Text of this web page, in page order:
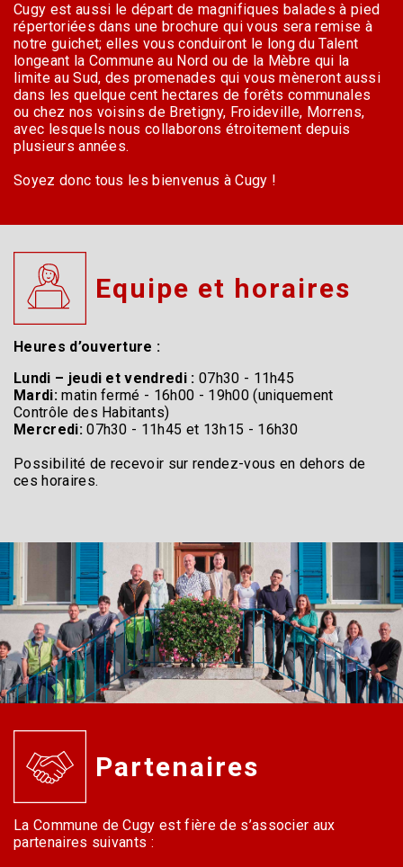
Cugy est aussi le départ de magnifiques balades à pied
répertoriées dans une brochure qui vous sera remise à
notre guichet; elles vous conduiront le long du Talent
longeant la Commune au Nord ou de la Mèbre qui la
limite au Sud, des promenades qui vous mèneront aussi
dans les quelque cent hectares de forêts communales
ou chez nos voisins de Bretigny, Froideville, Morrens,
avec lesquels nous collaborons étroitement depuis
plusieurs années.
Soyez donc tous les bienvenus à Cugy !
Equipe et horaires
Heures d’ouverture :
Lundi – jeudi et vendredi : 07h30 - 11h45
Mardi:matin fermé - 16h00 - 19h00 (uniquement
Contrôle des Habitants)
Mercredi:07h30 - 11h45 et 13h15 - 16h30
Possibilité de recevoir sur rendez-vous en dehors de
ces horaires.
Partenaires
La Commune de Cugy est fière de s’associer aux
partenaires suivants :